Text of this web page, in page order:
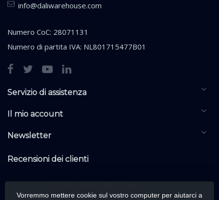
info@daliwarehouse.com
Numero CoC: 28071131
Numero di partita IVA: NL801715477B01
Servizio di assistenza
Il mio account
Newsletter
Recensioni dei clienti
Vorremmo mettere cookie sul vostro computer per aiutarci a